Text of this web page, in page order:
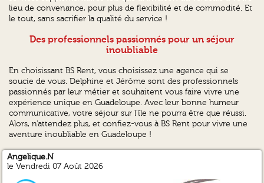
lieu de convenance, pour plus de flexibilité et de commodité. Et
le tout, sans sacrifier la qualité du service !
Des professionnels passionnés pour un séjour
inoubliable
En choisissant BS Rent, vous choisissez une agence qui se
soucie de vous. Delphine et Jérôme sont des professionnels
passionnés par leur métier et souhaitent vous faire vivre une
expérience unique en Guadeloupe. Avec leur bonne humeur
communicative, votre séjour sur l'île ne pourra être que réussi.
Alors, n'attendez plus, et confiez-vous à BS Rent pour vivre une
aventure inoubliable en Guadeloupe !
Angelique.N
le Vendredi 07 Août 2026
Julien.A
Benoit.R
Christopher.S